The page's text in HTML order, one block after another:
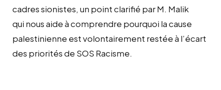
cadres sionistes, un point clarifié par M. Malik
qui nous aide à comprendre pourquoi la cause
palestinienne est volontairement restée à l’écart
des priorités de SOS Racisme.